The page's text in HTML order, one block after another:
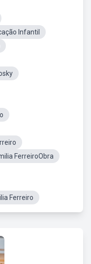
Infantil
FerreiroObra
Ferreiro